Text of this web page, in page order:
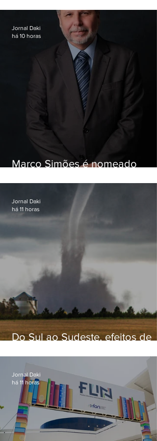
Marco Simões é nomeado
Jornal Daki
há 10 horas
Do Sul ao Sudeste, efeitos de
apreensão na população
Jornal Daki
há 11 horas
Jornal Daki
há 11 horas